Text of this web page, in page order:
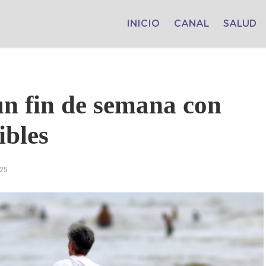
INICIO CANAL SALUD
fin de semana con